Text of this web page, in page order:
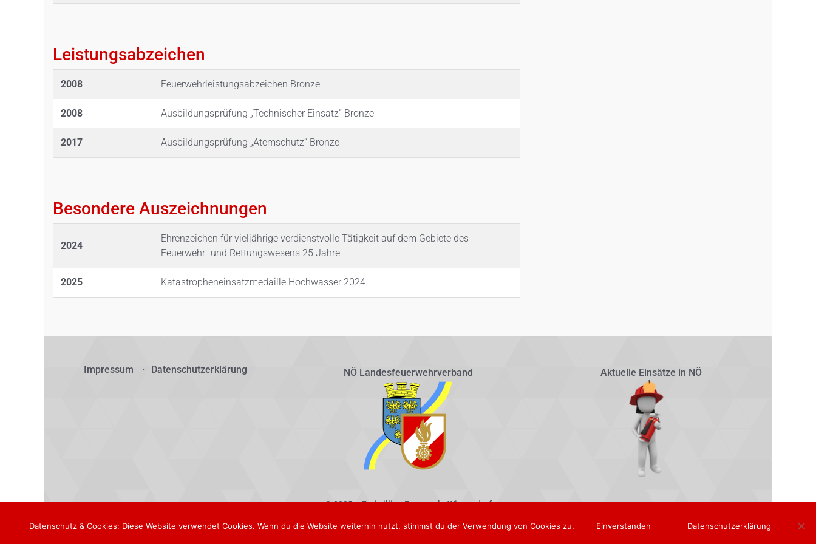
Leistungsabzeichen
2008 Feuerwehrleistungsabzeichen Bronze
2008 Ausbildungsprüfung „Technischer Einsatz“ Bronze
2017 Ausbildungsprüfung „Atemschutz“ Bronze
Besondere Auszeichnungen
2024
Ehrenzeichen für vieljährige verdienstvolle Tätigkeit auf dem Gebiete des
Feuerwehr- und Rettungswesens 25 Jahre
2025 Katastropheneinsatzmedaille Hochwasser 2024
Impressum Datenschutzerklärung NÖ Landesfeuerwehrverband Aktuelle Einsätze in NÖ
© 2025 – Freiwillige Feuerwehr Winzendorf
Datenschutz & Cookies: Diese Website verwendet Cookies. Wenn du die Website weiterhin nutzt, stimmst du der Verwendung von Cookies zu. Einverstanden Datenschutzerklärung